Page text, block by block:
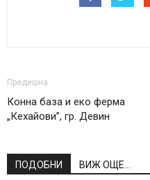
Предишна
Конна база и еко ферма
„Кехайови”, гр. Девин
ПОДОБНИ ВИЖ ОЩЕ...